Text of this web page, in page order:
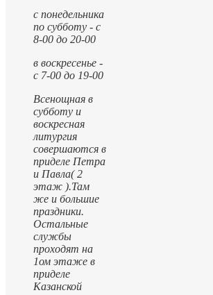
с понедельника
по субботу - с
8-00 до 20-00
в воскресенье -
с 7-00 до 19-00
Всенощная в
субботу и
воскресная
литургия
совершаются в
приделе Петра
и Павла( 2
этаж ).Там
же и большие
праздники.
Остальные
службы
проходят на
1ом этаже в
приделе
Казанской